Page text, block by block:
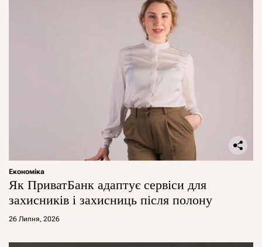
Економіка
Як ПриватБанк адаптує сервіси для
захисників і захисниць після полону
26 Липня, 2026